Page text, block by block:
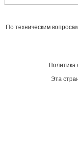
По техническим
Политика
Эта